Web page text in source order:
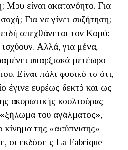
Μου είναι ακατανόητο. Για
Για να γίνει συζήτηση;
απεχθάνεται τον Καμύ;
Αλλά, για μένα,
υπαρξιακά μετέωρο
Είναι πάλι φυσικό το ότι,
έγινε ευρέως δεκτό και ως
ακυρωτικής κουλτούρας
του αγάλματος»,
κίνημα της «αφύπνισης»
οι εκδόσεις La Fabrique